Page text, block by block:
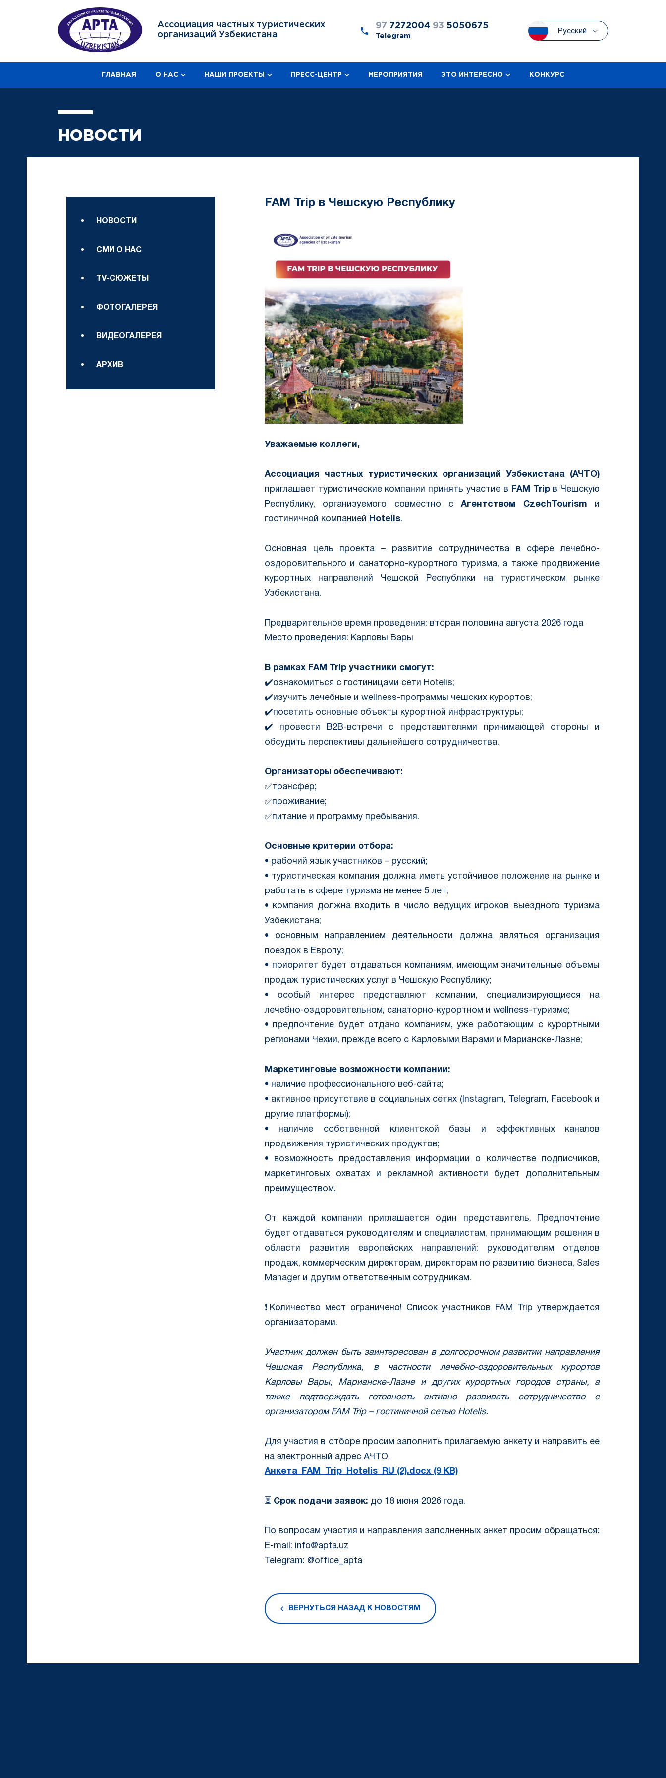
Ассоциация частных туристических
организаций Узбекистана
97 7272004 93 5050675
Telegram
Русский
ГЛАВНАЯ О НАС НАШИ ПРОЕКТЫ ПРЕСС-ЦЕНТР МЕРОПРИЯТИЯ ЭТО ИНТЕРЕСНО КОНКУРС
НОВОСТИ
НОВОСТИ
СМИ О НАС
TV-СЮЖЕТЫ
ФОТОГАЛЕРЕЯ
ВИДЕОГАЛЕРЕЯ
АРХИВ
FAM Trip в Чешскую Республику
Уважаемые коллеги,
Ассоциация частных туристических организаций Узбекистана (АЧТО)
приглашает туристические компании принять участие в FAM Tripв Чешскую
Республику, организуемого совместно сАгентством CzechTourism и
гостиничной компанией Hotelis.
Основная цель проекта – развитие сотрудничества в сфере лечебно-
оздоровительного и санаторно-курортного туризма, а также продвижение
курортных направлений Чешской Республики на туристическом рынке
Узбекистана.
Предварительное время проведения: вторая половина августа 2026 года
Место проведения: Карловы Вары
В рамках FAM Trip участники смогут:
✔️ознакомиться с гостиницами сети Hotelis;
✔️изучить лечебные и wellness-программы чешских курортов;
✔️посетить основные объекты курортной инфраструктуры;
✔️ провести B2B-встречи с представителями принимающей стороны и
обсудить перспективы дальнейшего сотрудничества.
Организаторы обеспечивают:
✅трансфер;
✅проживание;
✅питание и программу пребывания.
Основные критерии отбора:
• рабочий язык участников – русский;
• туристическая компания должна иметь устойчивое положение на рынке и
работать в сфере туризма не менее 5 лет;
• компания должна входить в число ведущих игроков выездного туризма
Узбекистана;
• основным направлением деятельности должна являться организация
поездок в Европу;
• приоритет будет отдаваться компаниям, имеющим значительные объемы
продаж туристических услуг в Чешскую Республику;
• особый интерес представляют компании, специализирующиеся на
лечебно-оздоровительном, санаторно-курортном и wellness-туризме;
• предпочтение будет отдано компаниям, уже работающим с курортными
регионами Чехии, прежде всего с Карловыми Варами и Марианске-Лазне;
Маркетинговые возможности компании:
• наличие профессионального веб-сайта;
• активное присутствие в социальных сетях (Instagram, Telegram, Facebook и
другие платформы);
• наличие собственной клиентской базы и эффективных каналов
продвижения туристических продуктов;
• возможность предоставления информации о количестве подписчиков,
маркетинговых охватах и рекламной активности будет дополнительным
преимуществом.
От каждой компании приглашается один представитель. Предпочтение
будет отдаваться руководителям и специалистам, принимающим решения в
области развития европейских направлений: руководителям отделов
продаж, коммерческим директорам, директорам по развитию бизнеса, Sales
Manager и другим ответственным сотрудникам.
❗️Количество мест ограничено! Список участников FAM Trip утверждается
организаторами.
Участник должен быть заинтересован в долгосрочном развитии направления
Чешская Республика, в частности лечебно-оздоровительных курортов
Карловы Вары, Марианске-Лазне и других курортных городов страны, а
также подтверждать готовность активно развивать сотрудничество с
организатором FAM Trip – гостиничной сетью Hotelis.
Для участия в отборе просим заполнить прилагаемую анкету и направить ее
на электронный адрес АЧТО.
Анкета_FAM_Trip_Hotelis_RU (2).docx (9 KB)
⏳Срок подачи заявок: до 18 июня 2026 года.
По вопросам участия и направления заполненных анкет просим обращаться:
E-mail: info@apta.uz
Telegram: @office_apta
ВЕРНУТЬСЯ НАЗАД К НОВОСТЯМ